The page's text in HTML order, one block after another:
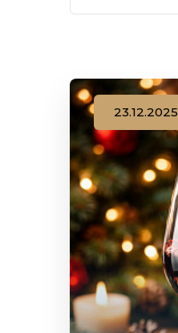
23.12.2025